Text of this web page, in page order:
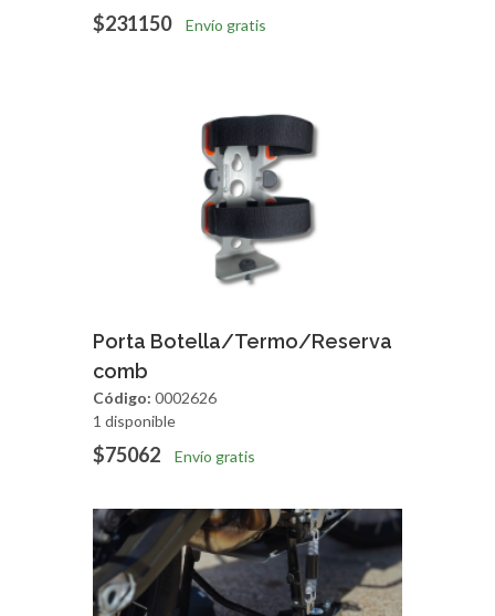
$231150 Envío gratis
Agregar Vista Rapida
Porta Botella/Termo/Reserva
comb
Código: 0002626
1 disponible
$75062 Envío gratis